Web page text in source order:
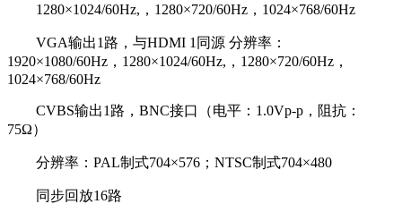
1280×1024/60Hz,，1280×720/60Hz，1024×768/60Hz
VGA输出1路，与HDMI 1同源 分辨率：
1920×1080/60Hz，1280×1024/60Hz,，1280×720/60Hz，
1024×768/60Hz
CVBS输出1路，BNC接口（电平：1.0Vp-p，阻抗：
75Ω）
分辨率：PAL制式704×576；NTSC制式704×480
同步回放16路